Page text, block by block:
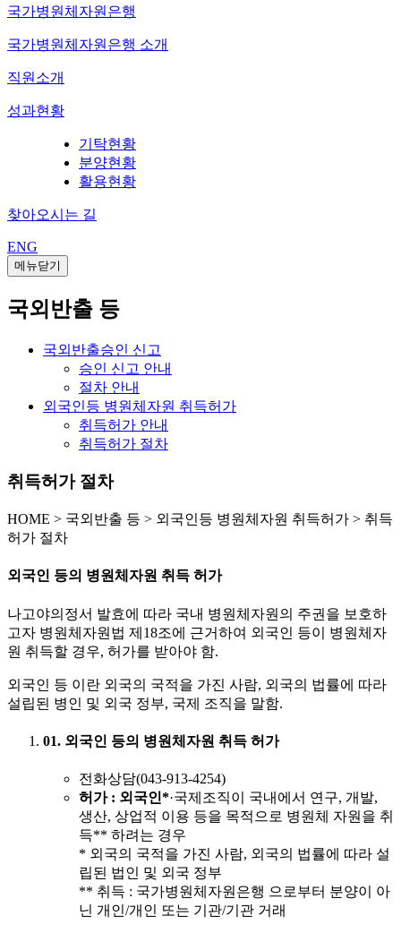
국가병원체자원은행
국가병원체자원은행 소개
직원소개
성과현황
기탁현황
분양현황
활용현황
찾아오시는 길
ENG
메뉴닫기
국외반출 등
국외반출승인 신고
승인 신고 안내
절차 안내
외국인등 병원체자원 취득허가
취득허가 안내
취득허가 절차
취득허가 절차
HOME > 국외반출 등 > 외국인등 병원체자원 취득허가 > 취득
허가 절차
외국인 등의 병원체자원 취득 허가
나고야의정서 발효에 따라 국내 병원체자원의 주권을 보호하
고자 병원체자원법 제18조에 근거하여 외국인 등이 병원체자
원 취득할 경우, 허가를 받아야 함.
외국인 등 이란 외국의 국적을 가진 사람, 외국의 법률에 따라
설립된 병인 및 외국 정부, 국제 조직을 말함.
01. 외국인 등의 병원체자원 취득 허가
전화상담(043-913-4254)
허가: 외국인*·국제조직이 국내에서 연구, 개발,
생산, 상업적 이용 등을 목적으로 병원체 자원을 취
득** 하려는 경우
* 외국의 국적을 가진 사람, 외국의 법률에 따라 설
립된 법인 및 외국 정부
** 취득 : 국가병원체자원은행 으로부터 분양이 아
닌 개인/개인 또는 기관/기관 거래